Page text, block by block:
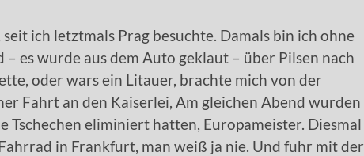
seit ich letztmals Prag besuchte. Damals bin ich ohne
– es wurde aus dem Auto geklaut – über Pilsen nach
oder wars ein Litauer, brachte mich von der
Fahrt an den Kaiserlei, Am gleichen Abend wurden
Tschechen eliminiert hatten, Europameister. Diesmal
in Frankfurt, man weiß ja nie. Und fuhr mit der